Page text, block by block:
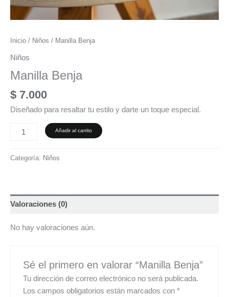
Inicio / Niños / Manilla Benja
Niños
Manilla Benja
$ 7.000
Diseñado para resaltar tu estilo y darte un toque especial.
Añadir al carrito
Categoría: Niños
Valoraciones (0)
No hay valoraciones aún.
Sé el primero en valorar “Manilla Benja”
Tu dirección de correo electrónico no será publicada.
Los campos obligatorios están marcados con*